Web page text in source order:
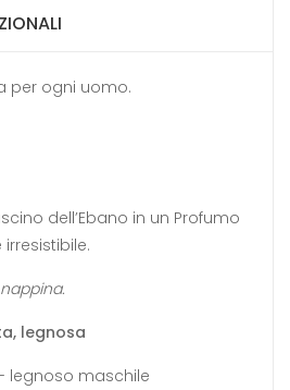
per ogni uomo.
dell’Ebano in un Profumo
legnosa
legnoso maschile